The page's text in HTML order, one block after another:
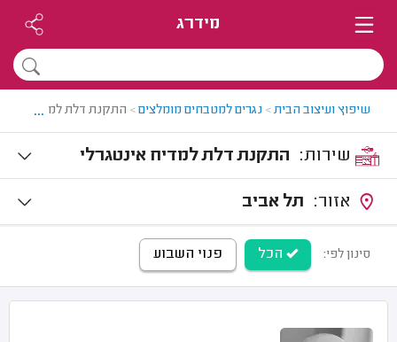
מידרג
שיפוץ ועיצוב הבית> נגרים למטבחים מומלצים> התקנת דלת למדיח
...
התקנת דלת למדיח אינטגרלי
תל אביב
סינון לפי: הכל פנוי השבוע